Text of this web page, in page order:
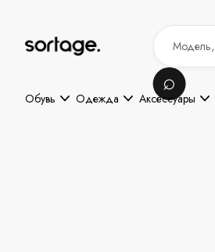
Обувь Одежда Аксессуары